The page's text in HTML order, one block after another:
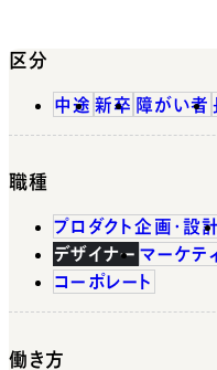
区分
中途 新卒 障がい者
職種
プロダクト企画・設
デザイナー マーケテ
コーポレート
働き方